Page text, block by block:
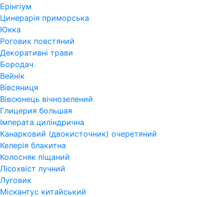
Ерінгіум
Цинерарія приморська
Юкка
Роговик повстяний
Декоративні трави
Бородач
Вейнік
Вівсяниця
Вівсюнець вічнозелений
Глицерия большая
Імперата циліндрична
Канарковий (двокисточник) очеретяний
Келерія блакитна
Колосняк піщаний
Лісохвіст лучний
Луговик
Міскантус китайський